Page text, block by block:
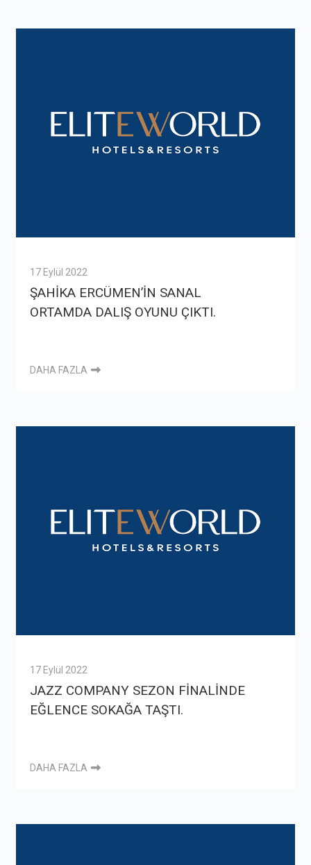
17 Eylül 2022
ŞAHİKA ERCÜMEN’İN SANAL
ORTAMDA DALIŞ OYUNU ÇIKTI.
DAHA FAZLA
17 Eylül 2022
JAZZ COMPANY SEZON FİNALİNDE
EĞLENCE SOKAĞA TAŞTI.
DAHA FAZLA